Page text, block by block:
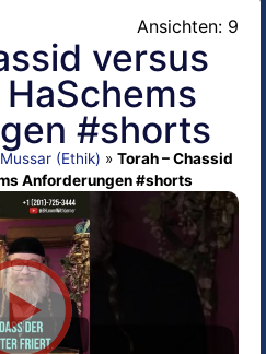
Ansichten: 9
versus
#shorts
Mussar (Ethik) » Torah – Chassid
Anforderungen #shorts